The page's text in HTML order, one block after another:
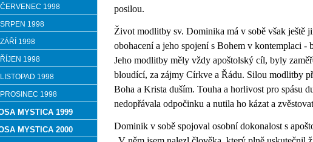
posilou.
Život modlitby sv. Dominika má v sobě však ještě
obohacení a jeho spojení s Bohem v kontemplaci
Jeho modlitby měly vždy apoštolský cíl, byly
bloudící, za zájmy Církve a Řádu. Silou modlitby
Boha a Krista duším. Touha a horlivost pro spásu
nedopřávala odpočinku a nutila ho kázat a
Dominik v sobě spojoval osobní dokonalost s
ČERVENEC 1998
SRPEN 1998
ZÁŘÍ 1998
ŘÍJEN 1998
LISTOPAD 1998
PROSINEC 1998
MYSTICA 1999
MYSTICA 2000